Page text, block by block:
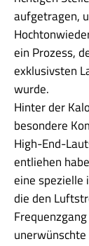
aufgetragen,
ein Prozess,
exklusivsten
wurde.
Hinter der
besondere
High-End-
entliehen
eine spezielle
die den